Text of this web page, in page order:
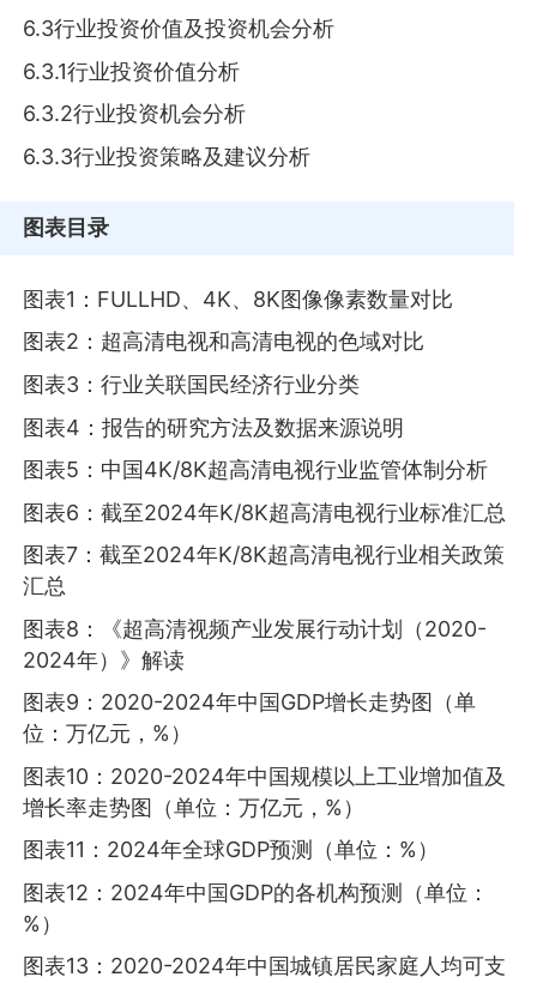
6.3行业投资价值及投资机会分析
6.3.1行业投资价值分析
6.3.2行业投资机会分析
6.3.3行业投资策略及建议分析
图表目录
图表1：FULLHD、4K、8K图像像素数量对比
图表2：超高清电视和高清电视的色域对比
图表3：行业关联国民经济行业分类
图表4：报告的研究方法及数据来源说明
图表5：中国4K/8K超高清电视行业监管体制分析
图表6：截至2024年K/8K超高清电视行业标准汇总
图表7：截至2024年K/8K超高清电视行业相关政策
汇总
图表8：《超高清视频产业发展行动计划（2020-
2024年）》解读
图表9：2020-2024年中国GDP增长走势图（单
位：万亿元，%）
图表10：2020-2024年中国规模以上工业增加值及
增长率走势图（单位：万亿元，%）
图表11：2024年全球GDP预测（单位：%）
图表12：2024年中国GDP的各机构预测（单位：
%）
图表13：2020-2024年中国城镇居民家庭人均可支